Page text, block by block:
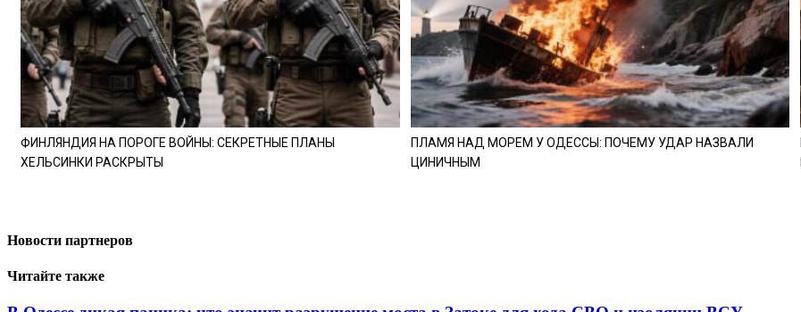
ФИНЛЯНДИЯ НА ПОРОГЕ ВОЙНЫ: СЕКРЕТНЫЕ ПЛАНЫ
ХЕЛЬСИНКИ РАСКРЫТЫ
ПЛАМЯ НАД МОРЕМ У ОДЕССЫ: ПОЧЕМУ УДАР НАЗВАЛИ
ЦИНИЧНЫМ
Новости партнеров
Читайте также